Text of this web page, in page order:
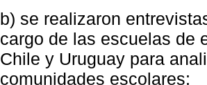
b) se realizaron
cargo de las escuelas de
Chile y Uruguay para
comunidades escolares;